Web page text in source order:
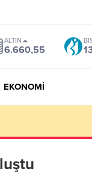
ALTIN
6.660,55
EKONOMİ